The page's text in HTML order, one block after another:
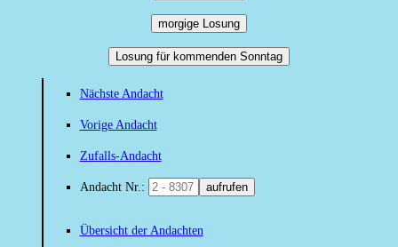
morgige Losung
Losung für kommenden Sonntag
Nächste Andacht
Vorige Andacht
Zufalls-Andacht
Andacht Nr.: aufrufen
Übersicht der Andachten